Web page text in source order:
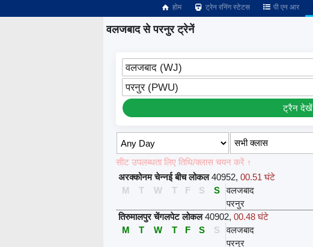
होम ट्रेन रनिंग स्टेटस पी एन आर
वलजबाद से परनुर ट्रेनें
वलजबाद (WJ)
परनुर (PWU)
ट्रैन देखें
सीट उपलब्धता लिए तिथि/क्लास चयन करें ↑
अरक्कोनम चेन्नई बीच लोकल 40952,00.51 घंटे
M
T W T F S S वलजबाद
परनुर
तिरुमालपुर चेंगलपेट लोकल 40902,00.48 घंटे
M
T W T F S S वलजबाद
परनुर